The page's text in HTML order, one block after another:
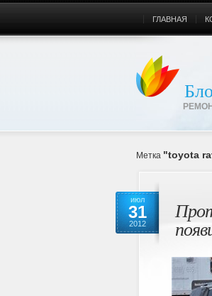
ГЛАВНАЯ
Метка "toyota
июл
31
2012